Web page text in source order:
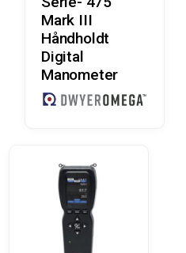
Mark III
Håndholdt
Digital
Manometer